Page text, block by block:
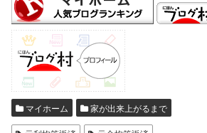
マイホーム 家が出来上がるまで